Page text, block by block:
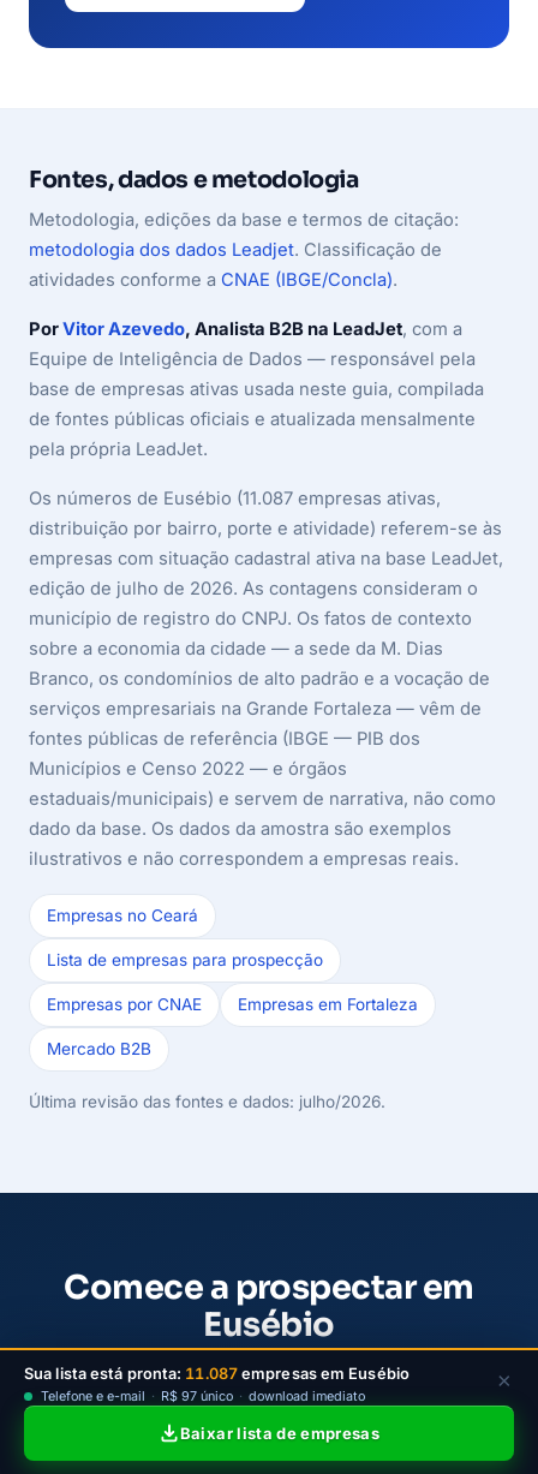
Fontes, dados e metodologia
Metodologia, edições da base e termos de citação:
metodologia dos dados Leadjet. Classificação de
atividades conforme a CNAE (IBGE/Concla).
PorVitor Azevedo, Analista B2B na LeadJet, com a
Equipe de Inteligência de Dados — responsável pela
base de empresas ativas usada neste guia, compilada
de fontes públicas oficiais e atualizada mensalmente
pela própria LeadJet.
Os números de Eusébio (11.087 empresas ativas,
distribuição por bairro, porte e atividade) referem-se às
empresas com situação cadastral ativa na base LeadJet,
edição de julho de 2026. As contagens consideram o
município de registro do CNPJ. Os fatos de contexto
sobre a economia da cidade — a sede da M. Dias
Branco, os condomínios de alto padrão e a vocação de
serviços empresariais na Grande Fortaleza — vêm de
fontes públicas de referência (IBGE — PIB dos
Municípios e Censo 2022 — e órgãos
estaduais/municipais) e servem de narrativa, não como
dado da base. Os dados da amostra são exemplos
ilustrativos e não correspondem a empresas reais.
Empresas no Ceará
Lista de empresas para prospecção
Empresas por CNAE Empresas em Fortaleza
Mercado B2B
Última revisão das fontes e dados: julho/2026.
Comece a prospectar em
Eusébio
Escolha um plano da LeadJet para filtrar empresas
ativas de Eusébio por bairro e atividade, baixar
contatos e iniciar a prospecção B2B com mais
clareza.
Sua lista está pronta: 11.087empresas em Eusébio
Telefone e e-mail · R$ 97 único · download imediato
Baixar lista de empresas
×